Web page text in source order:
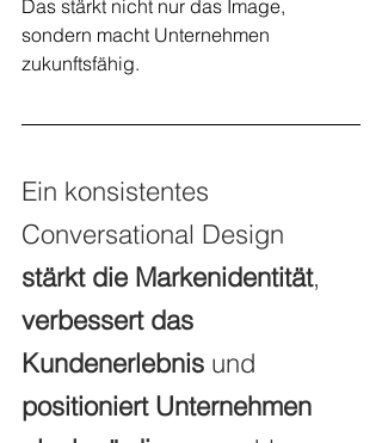
Das stärkt nicht nur das Image,
sondern macht Unternehmen
zukunftsfähig.
Ein konsistentes
Conversational Design
stärkt die Markenidentität,
verbessert das
Kundenerlebnis und
positioniert Unternehmen